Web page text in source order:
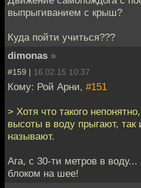
выпрыгиванием с крыш?
Куда пойти учиться???
dimonas »
#159 | 16.02.15 10:37
Кому: Рой Арни, #151
> Хотя что такого
высоты в воду прыгают, так
называют.
Ага, с 30-ти метров в
блоком на шее!